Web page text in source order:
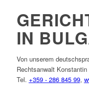
IN
Von unserem
Rechtsanwalt Konstantin
Tel. +359 - 286 845 99,